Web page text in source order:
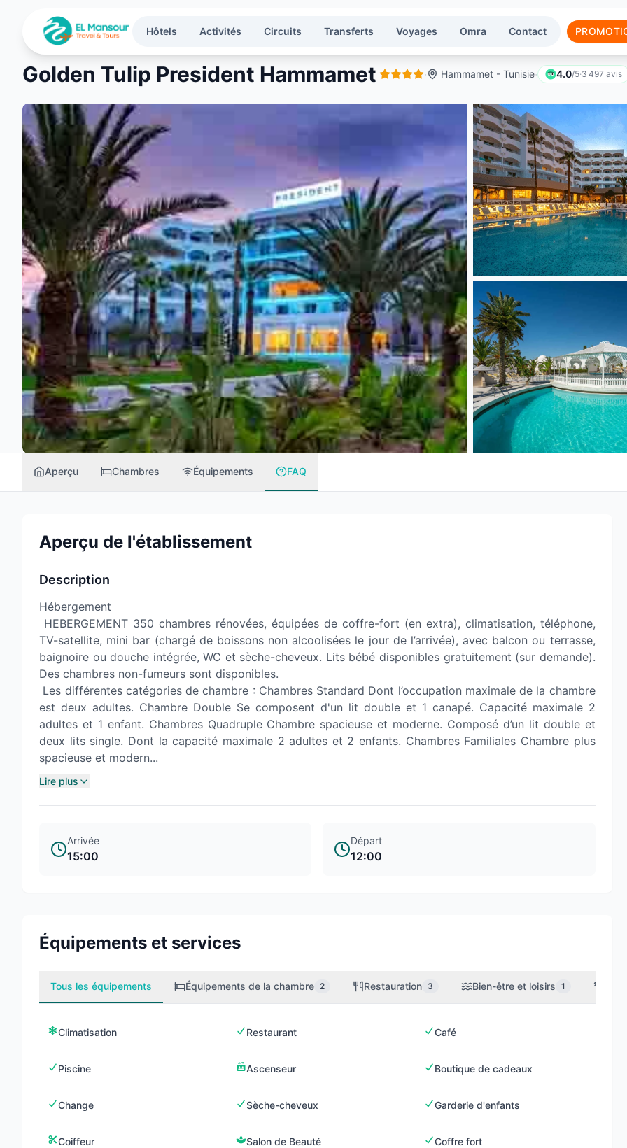
Hôtels Activités Circuits Transferts Voyages Omra Contact
Golden Tulip President Hammamet · Hammamet - Tunisie· 4.0/5·3 497 avis
Aperçu Chambres Équipements FAQ
Aperçu de l'établissement
Description
Hébergement
HEBERGEMENT 350 chambres rénovées, équipées de coffre-fort (en extra), climatisation, téléphone,
TV-satellite, mini bar (chargé de boissons non alcoolisées le jour de l’arrivée), avec balcon ou terrasse,
baignoire ou douche intégrée, WC et sèche-cheveux. Lits bébé disponibles gratuitement (sur demande).
Des chambres non-fumeurs sont disponibles.
Les différentes catégories de chambre : Chambres Standard Dont l’occupation maximale de la chambre
est deux adultes. Chambre Double Se composent d'un lit double et 1 canapé. Capacité maximale 2
adultes et 1 enfant. Chambres Quadruple Chambre spacieuse et moderne. Composé d’un lit double et
deux lits single. Dont la capacité maximale 2 adultes et 2 enfants. Chambres Familiales Chambre plus
spacieuse et modern...
Lire plus
Arrivée
15:00
Départ
12:00
Équipements et services
Tous les équipements Équipements de la chambre 2 Restauration 3 Bien-être et loisirs 1
Climatisation Restaurant Café
Piscine Ascenseur Boutique de cadeaux
Change Sèche-cheveux Garderie d'enfants
Coiffeur Salon de Beauté Coffre fort